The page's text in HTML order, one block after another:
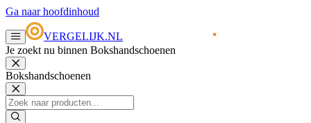
Ga naar hoofdinhoud
VERGELIJK.NL
Je zoekt nu binnen Bokshandschoenen
Bokshandschoenen